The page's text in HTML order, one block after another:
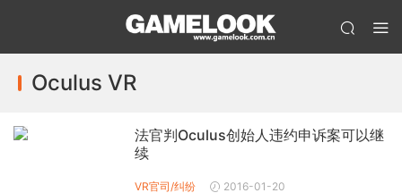
Oculus VR
法官判Oculus创始人违约申诉案可以继
续
VR官司/纠纷 2016-01-20